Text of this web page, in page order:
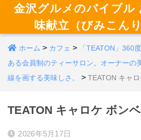
金沢グルメのバイブル
味献立（びみこんり
ホーム > カフェ >
「TEATON」360
ある会員制のティーサロン。オーナーの
線を画する美味しさ。
> TEATON キャ
TEATON キャロケ ボン
2026年5月17日